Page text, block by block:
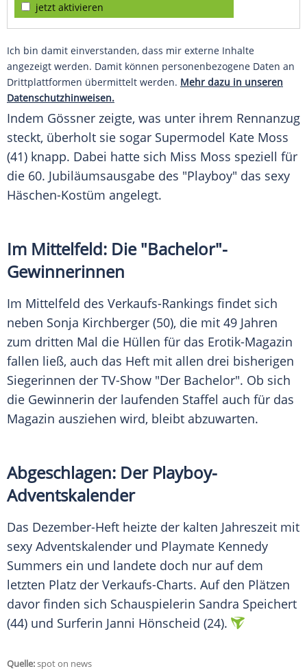
jetzt aktivieren
Ich bin damit einverstanden, dass mir externe Inhalte
angezeigt werden. Damit können personenbezogene Daten an
Drittplattformen übermittelt werden. Mehr dazu in unseren
Datenschutzhinweisen.
Indem Gössner zeigte, was unter ihrem Rennanzug
steckt, überholt sie sogar Supermodel Kate Moss
(41) knapp. Dabei hatte sich Miss Moss speziell für
die 60. Jubiläumsausgabe des "Playboy" das sexy
Häschen-Kostüm angelegt.
Im Mittelfeld: Die "Bachelor"-
Gewinnerinnen
Im Mittelfeld des Verkaufs-Rankings findet sich
neben Sonja Kirchberger (50), die mit 49 Jahren
zum dritten Mal die Hüllen für das Erotik-Magazin
fallen ließ, auch das Heft mit allen drei bisherigen
Siegerinnen der TV-Show "Der Bachelor". Ob sich
die Gewinnerin der laufenden Staffel auch für das
Magazin ausziehen wird, bleibt abzuwarten.
Abgeschlagen: Der Playboy-
Adventskalender
Das Dezember-Heft heizte der kalten Jahreszeit mit
sexy Adventskalender und Playmate Kennedy
Summers ein und landete doch nur auf dem
letzten Platz der Verkaufs-Charts. Auf den Plätzen
davor finden sich Schauspielerin Sandra Speichert
(44) und Surferin Janni Hönscheid (24).
Quelle:spot on news